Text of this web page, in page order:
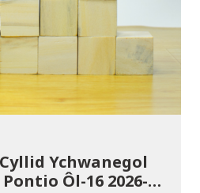
Ychwanegol
Ôl-16 2026-